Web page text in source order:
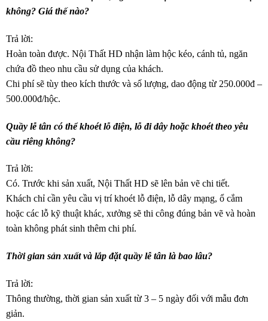
không? Giá thế nào?
Trả lời:
Hoàn toàn được. Nội Thất HD nhận làm hộc kéo, cánh tủ, ngăn
chứa đồ theo nhu cầu sử dụng của khách.
Chi phí sẽ tùy theo kích thước và số lượng, dao động từ 250.000đ –
500.000đ/hộc.
Quầy lễ tân có thể khoét lỗ điện, lỗ đi dây hoặc khoét theo yêu
cầu riêng không?
Trả lời:
Có. Trước khi sản xuất, Nội Thất HD sẽ lên bản vẽ chi tiết.
Khách chỉ cần yêu cầu vị trí khoét lỗ điện, lỗ dây mạng, ổ cắm
hoặc các lỗ kỹ thuật khác, xưởng sẽ thi công đúng bản vẽ và hoàn
toàn không phát sinh thêm chi phí.
Thời gian sản xuất và lắp đặt quầy lễ tân là bao lâu?
Trả lời:
Thông thường, thời gian sản xuất từ 3 – 5 ngày đối với mẫu đơn
giản.